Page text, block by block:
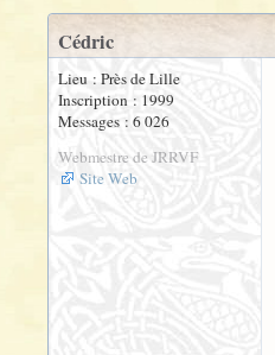
Cédric
Lieu : Près de Lille
Inscription : 1999
Messages : 6 026
Webmestre de JRRVF
Site Web